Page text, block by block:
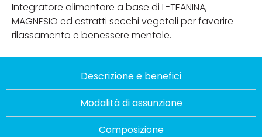
Integratore alimentare a base di L-TEANINA,
MAGNESIO ed estratti secchi vegetali per favorire
rilassamento e benessere mentale.
Descrizione e benefici
Modalità di assunzione
Composizione